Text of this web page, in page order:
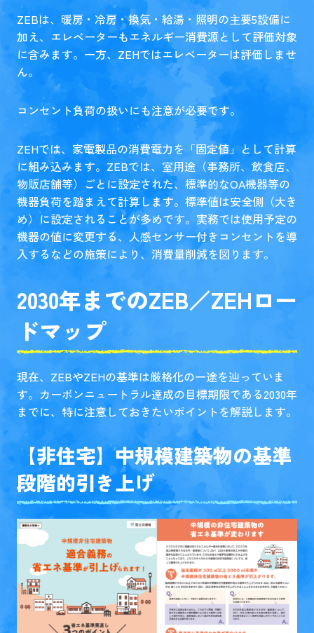
ZEBは、暖房・冷房・換気・給湯・照明の主要5設備に
加え、エレベーターもエネルギー消費源として評価対象
に含みます。一方、ZEHではエレベーターは評価しませ
ん。
コンセント負荷の扱いにも注意が必要です。
ZEHでは、家電製品の消費電力を「固定値」として計算
に組み込みます。ZEBでは、室用途（事務所、飲食店、
物販店舗等）ごとに設定された、標準的なOA機器等の
機器負荷を踏まえて計算します。標準値は安全側（大き
め）に設定されることが多めです。実務では使用予定の
機器の値に変更する、人感センサー付きコンセントを導
入するなどの施策により、消費量削減を図ります。
2030年までのZEB／ZEHロー
ドマップ
現在、ZEBやZEHの基準は厳格化の一途を辿っていま
す。カーボンニュートラル達成の目標期限である2030年
までに、特に注意しておきたいポイントを解説します。
【非住宅】中規模建築物の基準
段階的引き上げ